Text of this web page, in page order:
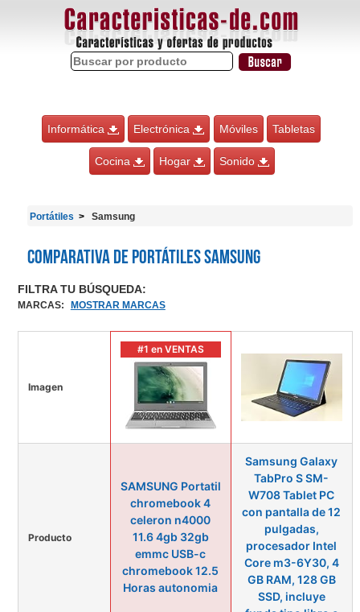
Informática Electrónica Móviles Tabletas
Cocina Hogar Sonido
Portátiles Samsung
Comparativa de Portátiles Samsung
FILTRA TU BÚSQUEDA:
MARCAS: MOSTRAR MARCAS
Imagen
#1 en VENTAS
Producto
SAMSUNG Portatil
chromebook 4
celeron n4000
11.6 4gb 32gb
emmc USB-c
chromebook 12.5
Horas autonomia
Samsung Galaxy
TabPro S SM-
W708 Tablet PC
con pantalla de 12
pulgadas,
procesador Intel
Core m3-6Y30, 4
GB RAM, 128 GB
SSD, incluye